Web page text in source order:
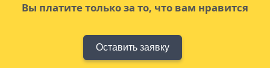
Вы платите только за то, что вам нравится
Оставить заявку